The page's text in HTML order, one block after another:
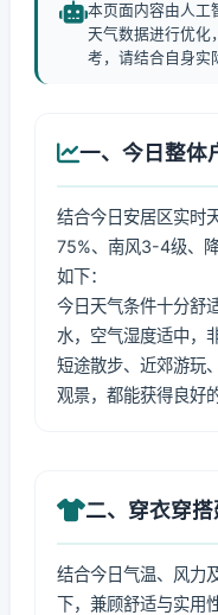
本页面内容由人工
天气数据进行优化
考，请结合自身实
一、今日整体
结合今日安居区实
75%、南风3-4级、
如下：
今日天气条件十分舒
水，空气湿度适中，
短途散步、近郊游玩
观景，都能获得良好
二、穿衣穿搭
结合今日气温、风力
下，兼顾舒适与实用性